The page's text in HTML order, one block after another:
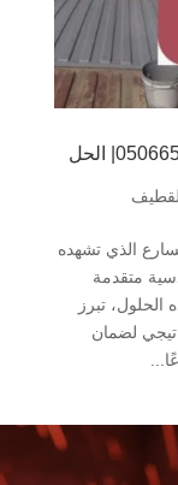
عوازل متقدمة لمشاريع بالقطيف 0506652666| الحل
الذي تشهده
متقدمة
الحلول، تبرز
لضمان